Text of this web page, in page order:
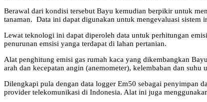
Berawal dari kondisi tersebut Bayu kemudian berpikir untuk
tanaman. Data ini dapat digunakan untuk mengevaluasi sistem
Lewat teknologi ini dapat diperoleh data untuk perhitungan
penurunan emsisi yanga terdapat di lahan pertanian.
Alat penghitung emisi gas rumah kaca yang dikembangkan
arah dan kecepatan angin (anemometer), kelembaban dan
Dilengkapi pula dengan data logger Em50 sebagai penyimpan
provider telekomunikasi di Indonesia. Alat ini juga